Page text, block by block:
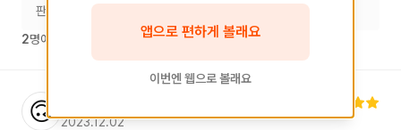
판매처 스토어
2명에게 도움이 되었습니다.
🙃 2023.12.02
앱으로 편하게 볼래요
이번엔 웹으로 볼래요